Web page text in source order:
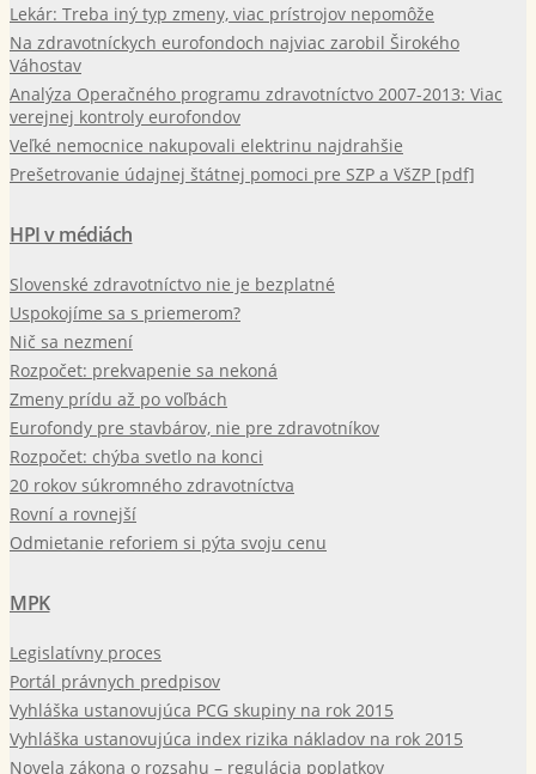
Lekár: Treba iný typ zmeny, viac prístrojov nepomôže
Na zdravotníckych eurofondoch najviac zarobil Širokého
Váhostav
Analýza Operačného programu zdravotníctvo 2007-2013: Viac
verejnej kontroly eurofondov
Veľké nemocnice nakupovali elektrinu najdrahšie
Prešetrovanie údajnej štátnej pomoci pre SZP a VšZP [pdf]
HPI v médiách
Slovenské zdravotníctvo nie je bezplatné
Uspokojíme sa s priemerom?
Nič sa nezmení
Rozpočet: prekvapenie sa nekoná
Zmeny prídu až po voľbách
Eurofondy pre stavbárov, nie pre zdravotníkov
Rozpočet: chýba svetlo na konci
20 rokov súkromného zdravotníctva
Rovní a rovnejší
Odmietanie reforiem si pýta svoju cenu
MPK
Legislatívny proces
Portál právnych predpisov
Vyhláška ustanovujúca PCG skupiny na rok 2015
Vyhláška ustanovujúca index rizika nákladov na rok 2015
Novela zákona o rozsahu – regulácia poplatkov